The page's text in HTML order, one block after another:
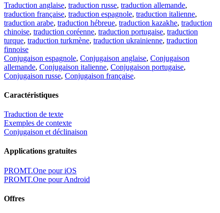
Traduction anglaise, traduction russe, traduction allemande,
traduction française, traduction espagnole, traduction italienne,
traduction arabe, traduction hébreue, traduction kazakhe, traduction
chinoise, traduction coréenne, traduction portugaise, traduction
turque, traduction turkmène, traduction ukrainienne, traduction
finnoise
Conjugaison espagnole, Conjugaison anglaise, Conjugaison
allemande, Conjugaison italienne, Conjugaison portugaise,
Conjugaison russe, Conjugaison française.
Caractéristiques
Traduction de texte
Exemples de contexte
Conjugaison et déclinaison
Applications gratuites
PROMT.One pour iOS
PROMT.One pour Android
Offres